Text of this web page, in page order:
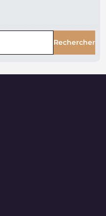
Rechercher